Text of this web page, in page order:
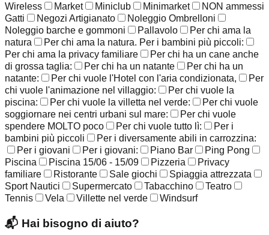
Wireless
Market Miniclub Minimarket
NON ammessi
Gatti
Negozi Artigianato
Noleggio Ombrelloni
Noleggio barche e gommoni
Pallavolo
Per chi ama la
natura
Per chi ama la natura. Per i bambini più piccoli:
Per chi ama la privacy familiare
Per chi ha un cane anche
di grossa taglia:
Per chi ha un natante
Per chi ha un
natante:
Per chi vuole l'Hotel con l'aria condizionata,
Per
chi vuole l'animazione nel villaggio:
Per chi vuole la
piscina:
Per chi vuole la villetta nel verde:
Per chi vuole
soggiornare nei centri urbani sul mare:
Per chi vuole
spendere MOLTO poco
Per chi vuole tutto lì:
Per i
bambini più piccoli
Per i diversamente abili in carrozzina:
Per i giovani
Per i giovani: Piano Bar
Ping Pong
Piscina
Piscina 15/06 - 15/09 Pizzeria
Privacy
familiare
Ristorante Sale giochi
Spiaggia attrezzata
Sport Nautici
Supermercato Tabacchino
Teatro
Tennis
Vela Villette nel verde Windsurf
📬 Hai bisogno di aiuto?